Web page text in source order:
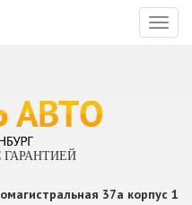
37а корпус 1